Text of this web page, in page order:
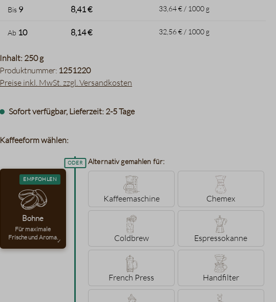
Bis 9 8,41 € 33,64 € / 1000 g
Ab 10 8,14 € 32,56 € / 1000 g
Inhalt: 250 g
Produktnummer: 1251220
Preise inkl. MwSt. zzgl. Versandkosten
Sofort verfügbar, Lieferzeit: 2-5 Tage
Kaffeeform wählen:
Bohne
Für maximale
Frische und Aroma.
EMPFOHLEN
Alternativ gemahlen für:
Kaffeemaschine Chemex
Coldbrew Espressokanne
French Press Handfilter